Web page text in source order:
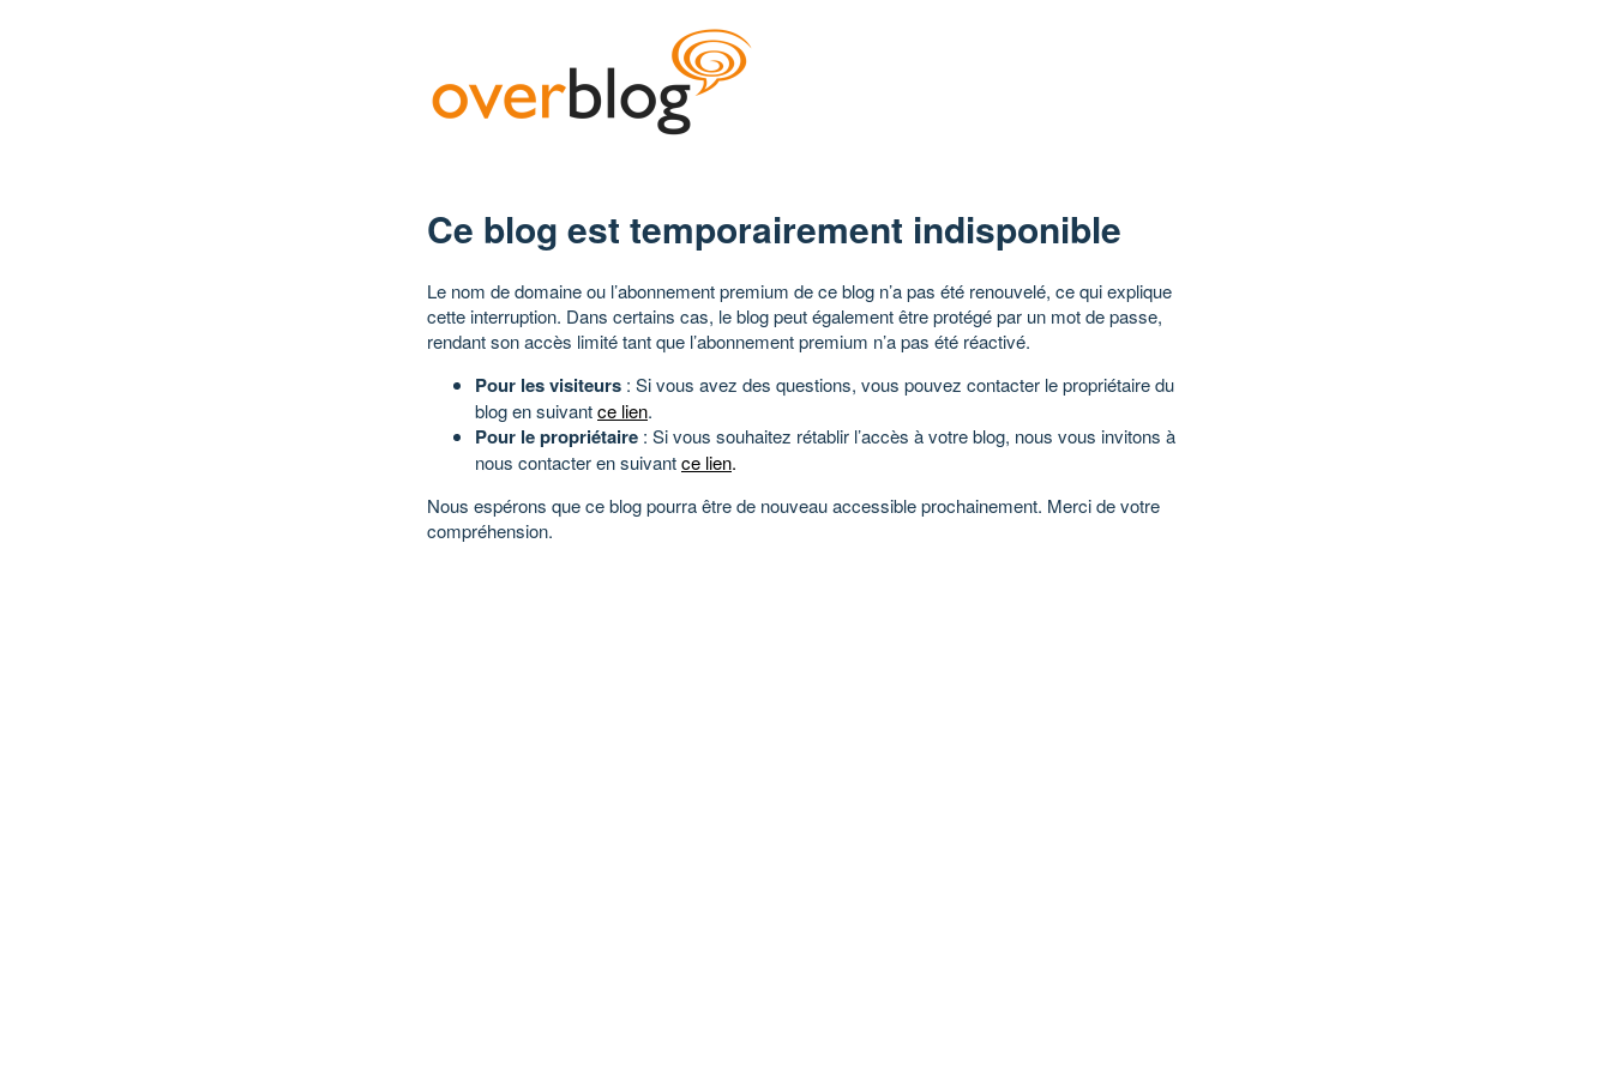
Ce blog est temporairement indisponible
Le nom de domaine ou l’abonnement premium de ce blog n’a pas été renouvelé, ce qui explique
cette interruption. Dans certains cas, le blog peut également être protégé par un mot de passe,
rendant son accès limité tant que l’abonnement premium n’a pas été réactivé.
Pour les visiteurs : Si vous avez des questions, vous pouvez contacter le propriétaire du
blog en suivantce lien.
Pour le propriétaire : Si vous souhaitez rétablir l’accès à votre blog, nous vous invitons à
nous contacter en suivantce lien.
Nous espérons que ce blog pourra être de nouveau accessible prochainement. Merci de votre
compréhension.